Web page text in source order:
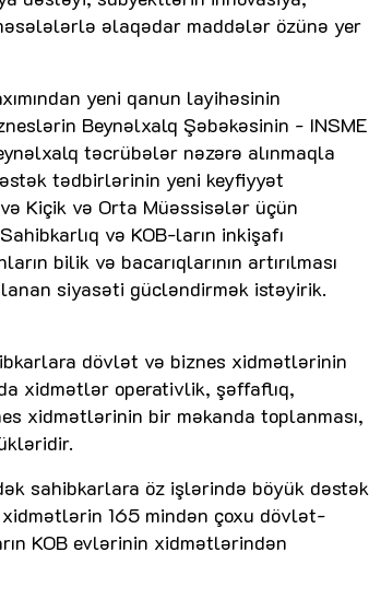
əlaqədar maddələr özünə yer
yeni qanun layihəsinin
Beynəlxalq Şəbəkəsinin - INSME
təcrübələr nəzərə alınmaqla
tədbirlərinin yeni keyfiyyət
Kiçik və Orta Müəssisələr üçün
və KOB-ların inkişafı
bilik və bacarıqlarının artırılması
siyasəti gücləndirmək istəyirik.
dövlət və biznes xidmətlərinin
xidmətlər operativlik, şəffaflıq,
xidmətlərinin bir məkanda toplanması,
sahibkarlara öz işlərində böyük dəstək
165 mindən çoxu dövlət-
KOB evlərinin xidmətlərindən